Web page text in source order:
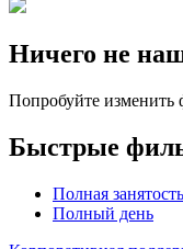
Ничего не
Попробуйте
Быстрые
Полная занятость
Полный день